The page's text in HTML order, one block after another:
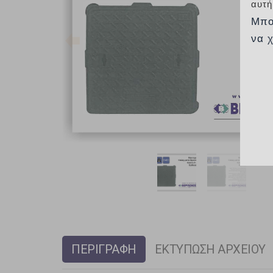
ΠΕΡΙΓΡΑΦΗ ΕΚΤΥΠΩΣΗ ΑΡΧΕΙΟΥ
να